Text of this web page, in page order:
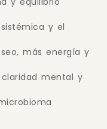
y el
más energía y
mental y